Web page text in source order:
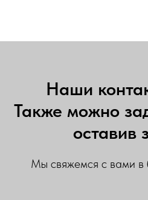
Наши
Также можно
оставив
Мы свяжемся с вами